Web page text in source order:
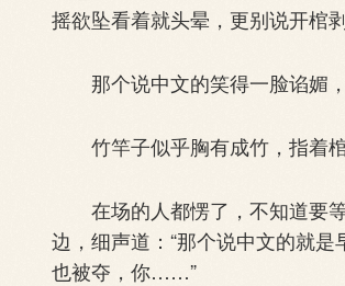
摇欲坠看着就头晕，更别说开棺
那个说中文的笑得一脸谄媚，
竹竿子似乎胸有成竹，指着棺
在场的人都愣了，不知道要等
边，细声道：“那个说中文的就
也被夺，你……”